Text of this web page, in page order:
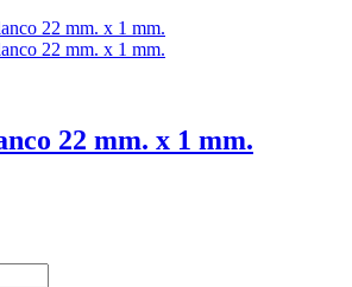
22 mm. x 1 mm.